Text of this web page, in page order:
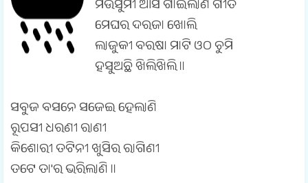
ମଉସୁମୀ ଆସି ଗାଇଲାଣି ଗୀତ
ମେଘର ଦରଜା ଖୋଲି
ଲାଜୁକୀ ବରଷା ମାଟି ଓଠ ଚୁମି
ହସୁଅଛି ଖିଲିଖିଲି ॥
ସବୁଜ ବସନେ ସଜେଇ ହେଲାଣି
ରୂପସୀ ଧରଣୀ ରାଣୀ
କିଶୋରୀ ତଟିନୀ ଖୁସିର ରାଗିଣୀ
ତଟେ ତା'ର ଭରିଲାଣି ॥